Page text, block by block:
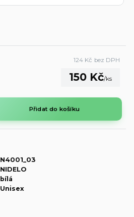
150 Kč/ks
124 Kč bez DPH
Přidat do košíku
N4001_03
NIDELO
bílá
Unisex